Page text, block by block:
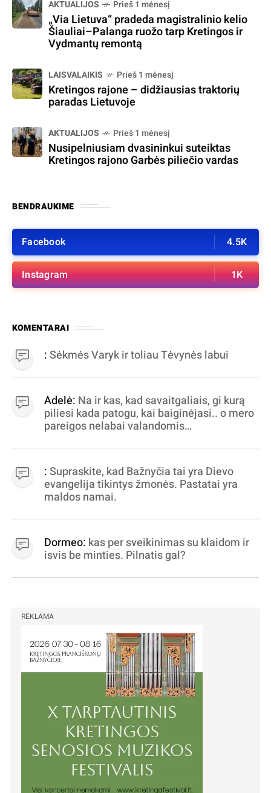
AKTUALIJOS Prieš 1 mėnesį
„Via Lietuva“ pradeda magistralinio kelio
Šiauliai–Palanga ruožo tarp Kretingos ir
Vydmantų remontą
LAISVALAIKIS Prieš 1 mėnesį
Kretingos rajone – didžiausias traktorių
paradas Lietuvoje
AKTUALIJOS Prieš 1 mėnesį
Nusipelniusiam dvasininkui suteiktas
Kretingos rajono Garbės piliečio vardas
BENDRAUKIME
Facebook 4.5K
Instagram 1K
KOMENTARAI
:Sėkmės Varyk ir toliau Tėvynės labui
Adelė: Na ir kas, kad savaitgaliais, gi kurą
piliesi kada patogu, kai baiginėjasi.. o mero
pareigos nelabai valandomis
virpinimas, ieškokit kur milijonus vagia
dujininkai, elektros aferistai, stadionų
statytojai Vilnuje
:Supraskite, kad Bažnyčia tai yra Dievo
evangelija tikintys žmonės. Pastatai yra
maldos namai.
Dormeo: kas per sveikinimas su klaidom ir
isvis be minties. Pilnatis gal?
REKLAMA